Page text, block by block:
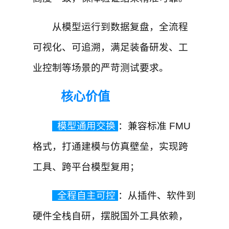
从模型运行到数据复盘，全流程
可视化、可追溯，满足装备研发、工
业控制等场景的严苛测试要求。
核心价值
模型通用交换 ：兼容标准 FMU
格式，打通建模与仿真壁垒，实现跨
工具、跨平台模型复用；
全程自主可控 ：从插件、软件到
硬件全栈自研，摆脱国外工具依赖，